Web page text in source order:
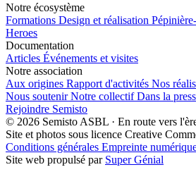
Notre écosystème
Formations Design et réalisation
Heroes
Documentation
Articles Événements et visites
Notre association
Aux origines Rapport d'activités Nos
Nous soutenirNotre collectifDans la
Rejoindre Semisto
© 2026 Semisto ASBL · En route vers
Site et photos sous licence Creative
Conditions générales Empreinte
Site web propulsé par Super Génial